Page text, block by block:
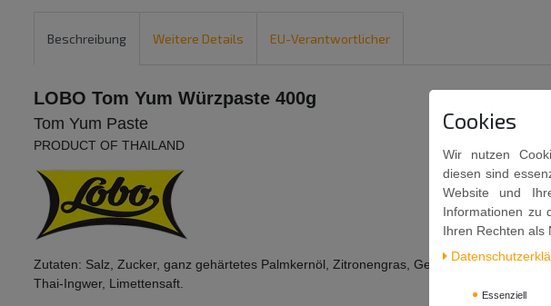
Beschreibung Weitere Details EU-Verantwortlicher
LOBO Tom Yum Würzpaste 400g
Tom Yum Paste
PRODUCT OF THAILAND
Zutaten: Salz, Zucker, ganz gehärtetes Palmkernöl, Zitronengras,
Thai-Ingwer, Limettensaft.
Cookies
Wir nutzen
diesen sind
Website und
Informationen zu
Ihren Rechten als
Essenziell